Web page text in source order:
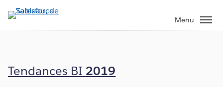
Aller
au
Menu
Tendances BI 2019